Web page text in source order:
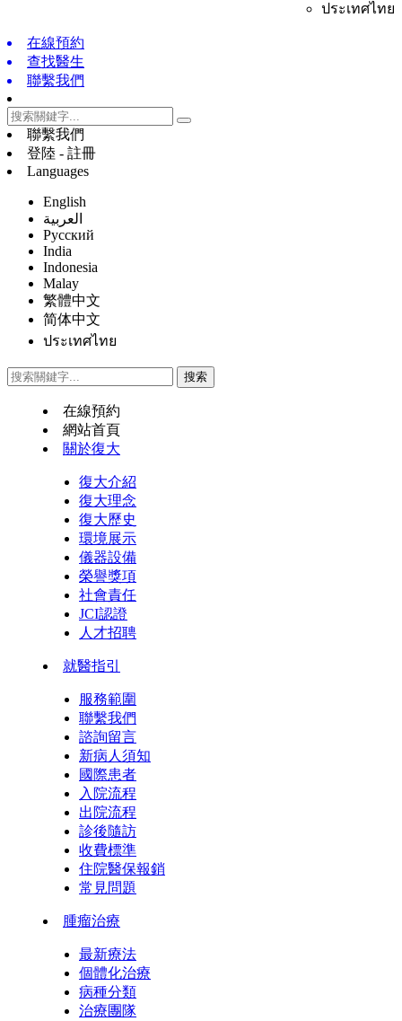
ประเทศไทย
在線預約
查找醫生
聯繫我們
聯繫我們
登陸 - 註冊
Languages
English
العربية
Русский
India
Indonesia
Malay
繁體中文
简体中文
ประเทศไทย
在線預約
網站首頁
關於復大
復大介紹
復大理念
復大歷史
環境展示
儀器設備
榮譽獎項
社會責任
JCI認證
人才招聘
就醫指引
服務範圍
聯繫我們
諮詢留言
新病人須知
國際患者
入院流程
出院流程
診後隨訪
收費標準
住院醫保報銷
常見問題
腫瘤治療
最新療法
個體化治療
病種分類
治療團隊